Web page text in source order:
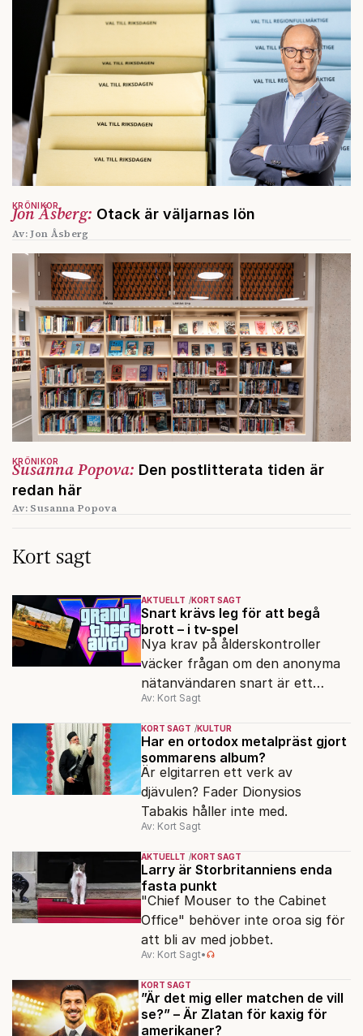
Jon Åsberg: Otack är väljarnas lön
KRÖNIKOR
Av: Jon Åsberg
Susanna Popova: Den postlitterata tiden är
redan här
KRÖNIKOR
Av: Susanna Popova
Kort sagt
AKTUELLT KORT SAGT
Snart krävs leg för att begå
brott – i tv-spel
Nya krav på ålderskontroller
väcker frågan om den anonyma
nätanvändaren snart är ett
minne blott.
Av: Kort Sagt
KORT SAGT KULTUR
Har en ortodox metalpräst gjort
sommarens album?
Är elgitarren ett verk av
djävulen? Fader Dionysios
Tabakis håller inte med.
Av: Kort Sagt
AKTUELLT KORT SAGT
Larry är Storbritanniens enda
fasta punkt
"Chief Mouser to the Cabinet
Office" behöver inte oroa sig för
att bli av med jobbet.
Av: Kort Sagt•
KORT SAGT
”Är det mig eller matchen de vill
se?” – Är Zlatan för kaxig för
amerikaner?